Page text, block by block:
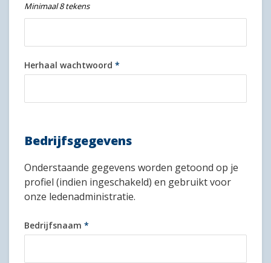
Minimaal 8 tekens
Herhaal wachtwoord *
Bedrijfsgegevens
Onderstaande gegevens worden getoond op je
profiel (indien ingeschakeld) en gebruikt voor
onze ledenadministratie.
Bedrijfsnaam *